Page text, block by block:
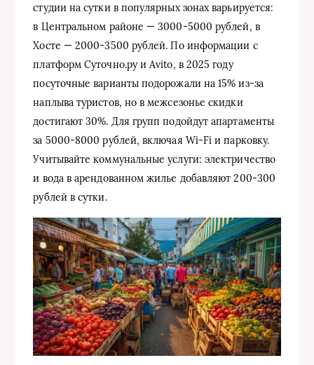
студии на сутки в популярных зонах варьируется:
в Центральном районе — 3000-5000 рублей, в
Хосте — 2000-3500 рублей. По информации с
платформ Суточно.ру и Avito, в 2025 году
посуточные варианты подорожали на 15% из-за
наплыва туристов, но в межсезонье скидки
достигают 30%. Для групп подойдут апартаменты
за 5000-8000 рублей, включая Wi-Fi и парковку.
Учитывайте коммунальные услуги: электричество
и вода в арендованном жилье добавляют 200-300
рублей в сутки.